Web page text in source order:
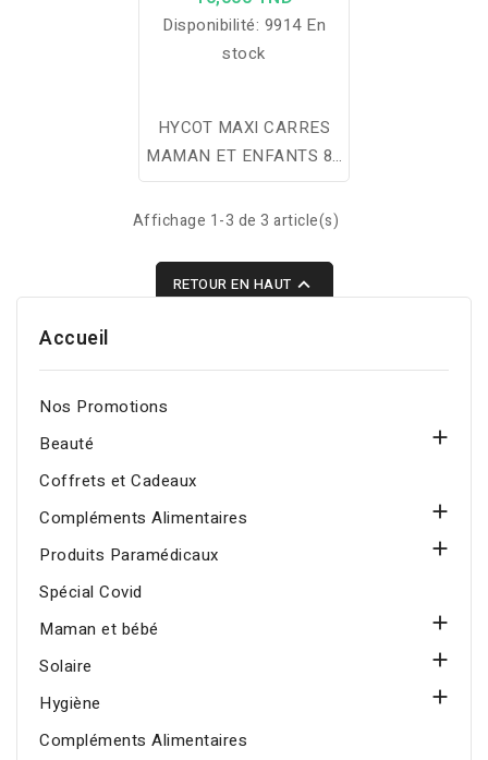
Disponibilité: 9914 En
stock
HYCOT MAXI CARRES
MAMAN ET ENFANTS 80
PIECES
Affichage 1-3 de 3 article(s)
RETOUR EN HAUT 
Accueil
Nos Promotions
Beauté

Coffrets et Cadeaux
Compléments Alimentaires

Produits Paramédicaux

Spécial Covid
Maman et bébé

Solaire

Hygiène

Compléments Alimentaires